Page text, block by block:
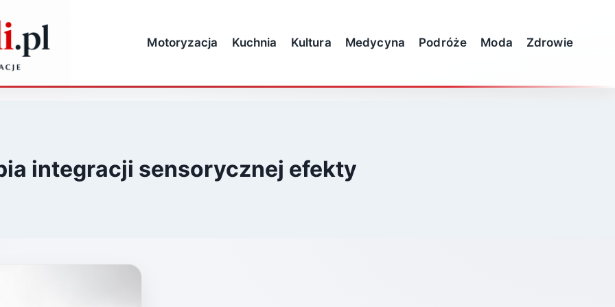
Motoryzacja Kuchnia Kultura Medycyna Podróże Moda Zdrowie
integracji sensorycznej efekty